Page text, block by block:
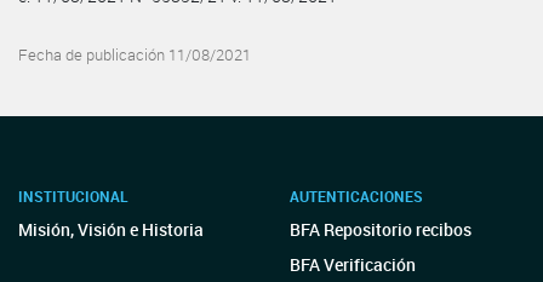
Fecha de publicación 11/08/2021
INSTITUCIONAL
Misión, Visión e Historia
AUTENTICACIONES
BFA Repositorio recibos
BFA Verificación